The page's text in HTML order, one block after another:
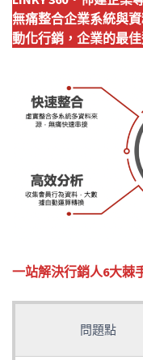
無痛整合企業系統與
動化行銷，企業的最佳
一站解決行銷人6大棘
問題點